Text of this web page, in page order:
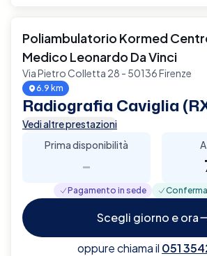
Poliambulatorio Kormed
Medico Leonardo Da Vinci
Via Pietro Colletta 28 - 50136 Firenze
6.9 km
Radiografia Caviglia
Vedi altre prestazioni
Prima disponibilità
-
Pagamento in sede
Scegli giorno e ora
oppure chiama il 051